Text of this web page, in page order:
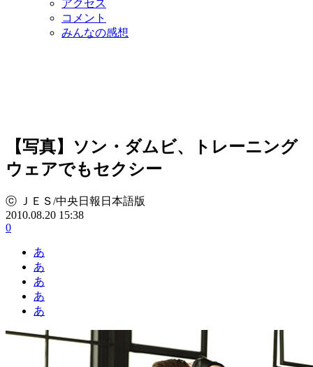
アクセス
コメント
みんなの感想
【写真】ソン・ダムビ、トレーニング
ウェアでもセクシー
ⓒ ＪＥＳ/中央日報日本語版
2010.08.20 15:38
0
あ
あ
あ
あ
あ